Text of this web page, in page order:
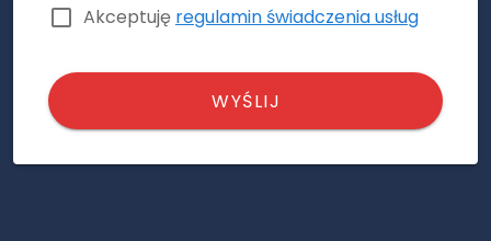
Akceptuję regulamin świadczenia usług
WYŚLIJ